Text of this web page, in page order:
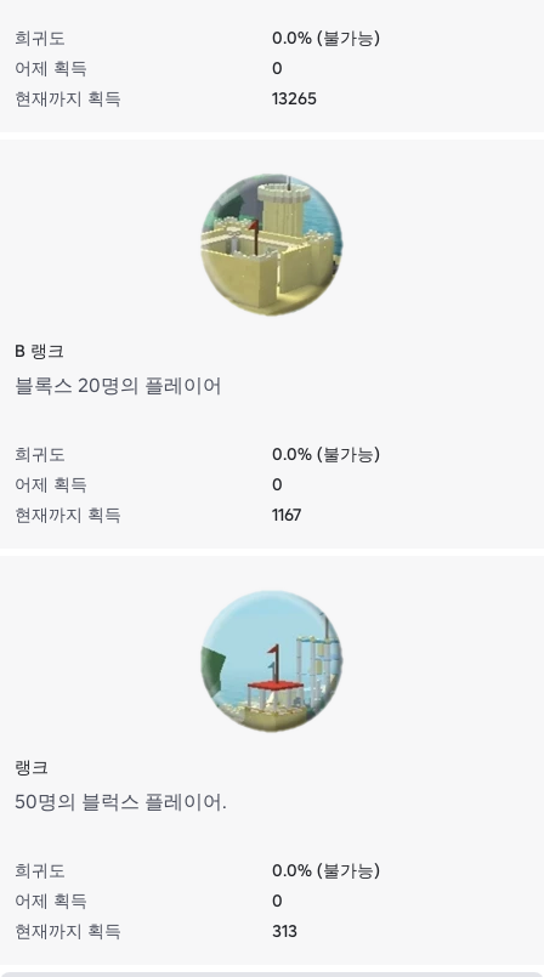
희귀도
0.0% (불가능)
어제 획득
0
현재까지 획득
13265
B 랭크
블록스 20명의 플레이어
희귀도
0.0% (불가능)
어제 획득
0
현재까지 획득
1167
랭크
50명의 블럭스 플레이어.
희귀도
0.0% (불가능)
어제 획득
0
현재까지 획득
313